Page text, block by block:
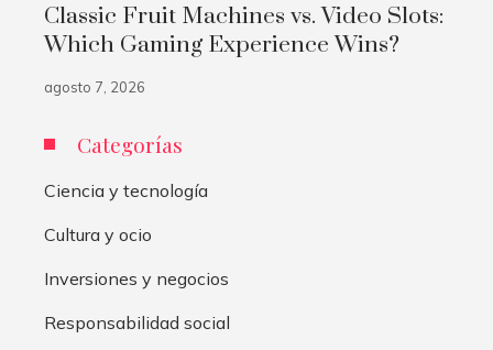
Classic Fruit Machines vs. Video Slots:
Which Gaming Experience Wins?
agosto 7, 2026
Categorías
Ciencia y tecnología
Cultura y ocio
Inversiones y negocios
Responsabilidad social